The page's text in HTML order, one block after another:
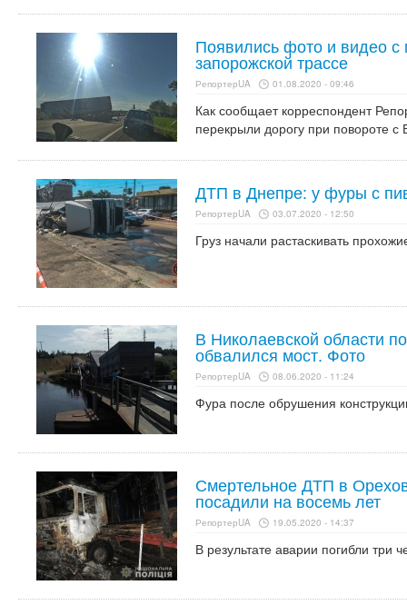
Появились фото и видео
запорожской трассе
РепортерUA 01.08.2020 - 09:46
Как сообщает корреспондент
перекрыли дорогу при повороте с
ДТП в Днепре: у фуры с
РепортерUA 03.07.2020 - 12:50
Груз начали растаскивать
В Николаевской области
обвалился мост. Фото
РепортерUA 08.06.2020 - 11:24
Фура после обрушения
Смертельное ДТП в
посадили на восемь лет
РепортерUA 19.05.2020 - 14:37
В результате аварии погибли три